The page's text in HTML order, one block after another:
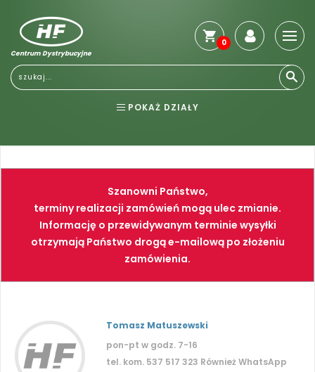
Centrum Dystrybucyjne
0
POKAŻ DZIAŁY
NARZĘDZIA SPAWALNICTWO
FARBY PNEUMATYKA
Szanowni Państwo,
terminy realizacji zamówień mogą ulec zmianie.
Informację o przewidywanym terminie wysyłki
otrzymają Państwo drogą e-mailową po złożeniu
zamówienia.
Tomasz Matuszewski
pon-pt w godz. 7-16
tel. kom. 537 517 323 Również WhatsApp